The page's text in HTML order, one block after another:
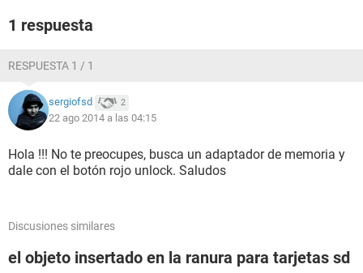
1 respuesta
RESPUESTA 1 / 1
sergiofsd 2
22 ago 2014 a las 04:15
Hola !!! No te preocupes, busca un adaptador de memoria y
dale con el botón rojo unlock. Saludos
Discusiones similares
el objeto insertado en la ranura para tarjetas sd